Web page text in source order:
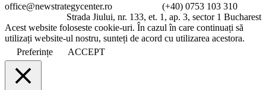
office@newstrategycenter.ro (+40) 0753 103 310
Strada Jiului, nr. 133, et. 1, ap. 3, sector 1 Bucharest
Acest website foloseste cookie-uri. În cazul în care continuați să
utilizați website-ul nostru, sunteți de acord cu utilizarea acestora.
Preferințe
ACCEPT